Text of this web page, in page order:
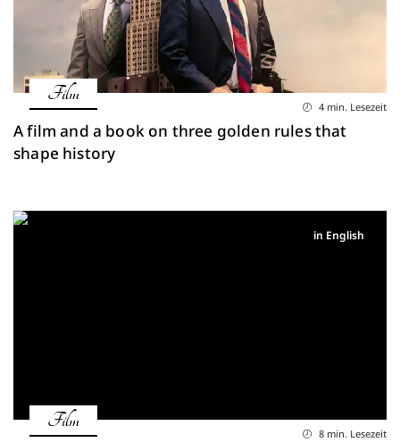
Film
4 min. Lesezeit
A film and a book on three golden rules that
shape history
in English
Film
8 min. Lesezeit